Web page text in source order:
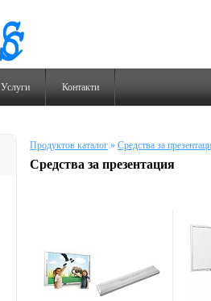
Услуги Контакти
Продуктов каталог » Средства за
Средства за презентация